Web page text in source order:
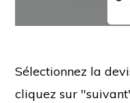
Sélectionnez la
cliquez sur